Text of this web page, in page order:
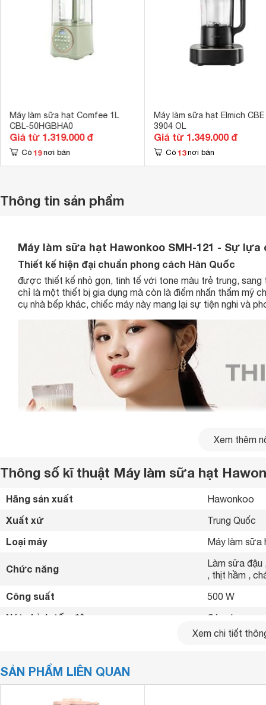
Máy làm sữa hạt Comfee 1L
CBL-50HGBHA0
Giá từ 1.319.000 đ
Có 19 nơi bán
Máy làm sữa hạt Elmich CBE
3904 OL
Giá từ 1.349.000 đ
Có 13 nơi bán
Thông tin sản phẩm
Máy làm sữa hạt Hawonkoo SMH-121 - Sự
Thiết kế hiện đại chuẩn phong cách Hàn Quốc
được thiết kế nhỏ gọn, tinh tế với tone màu trẻ trung, sang
chỉ là một thiết bị gia dụng mà còn là điểm nhấn thẩm mỹ
cụ nhà bếp khác, chiếc máy này mang lại sự tiện nghi và
Xem thêm
Thông số kĩ thuật Máy làm sữa hạt
Hãng sản xuất Hawonkoo
Xuất xứ Trung Quốc
Loại máy Máy làm sữa
Chức năng
Làm sữa đậu
, thịt hầm ,
Công suất 500 W
Nút chỉnh tốc độ Cảm ứng
Tự ngắt khi
Tiện ích Hẹn giờ tự
Xem chi tiết
SẢN PHẨM LIÊN QUAN